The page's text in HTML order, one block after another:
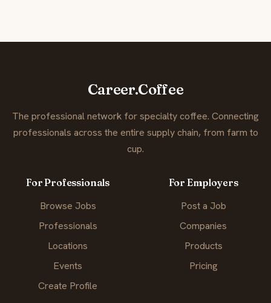
Career.Coffee
The professional network for specialty coffee. Connecting
professionals across the entire supply chain, from farm to
cup.
For Professionals
Browse Jobs
Professionals
Locations
Events
Create Profile
For Employers
Post a Job
Companies
Products
Pricing